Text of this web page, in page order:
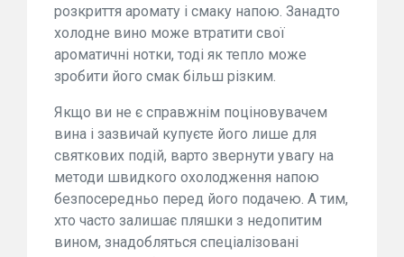
розкриття аромату і смаку напою. Занадто
холодне вино може втратити свої
ароматичні нотки, тоді як тепло може
зробити його смак більш різким.
Якщо ви не є справжнім поціновувачем
вина і зазвичай купуєте його лише для
святкових подій, варто звернути увагу на
методи швидкого охолодження напою
безпосередньо перед його подачею. А тим,
хто часто залишає пляшки з недопитим
вином, знадобляться спеціалізовані